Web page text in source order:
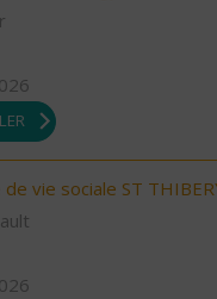
de vie sociale ST